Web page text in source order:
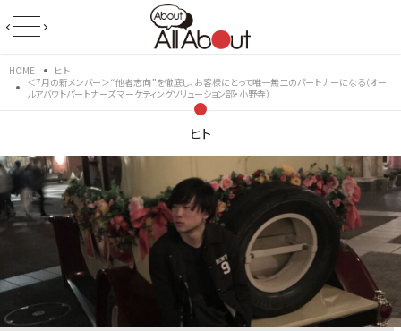
HOME
ヒト
＜7月の新メンバー＞“他者志向”を徹底し、お客様にとって唯一無二のパートナーになる（オー
ルアバウトパートナーズ マーケティングソリューション部・小野寺）
ヒト